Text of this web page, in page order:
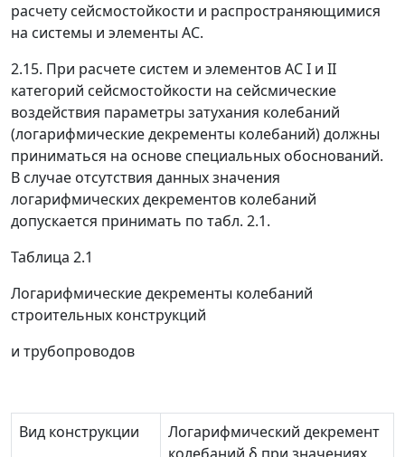
расчету сейсмостойкости и распространяющимися
на системы и элементы АС.
2.15. При расчете систем и элементов АС I и II
категорий сейсмостойкости на сейсмические
воздействия параметры затухания колебаний
(логарифмические декременты колебаний) должны
приниматься на основе специальных обоснований.
В случае отсутствия данных значения
логарифмических декрементов колебаний
допускается принимать по табл. 2.1.
Таблица 2.1
Логарифмические декременты колебаний
строительных конструкций
и трубопроводов
Вид конструкции
Логарифмический декремент